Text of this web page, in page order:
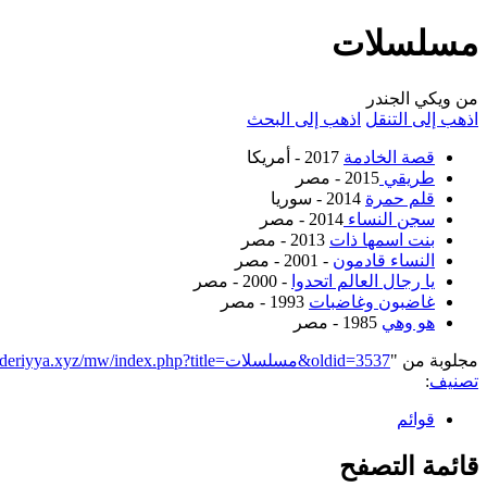
مسلسلات
من ويكي الجندر
اذهب إلى التنقل اذهب إلى البحث
قصة الخادمة
طريقي 2015 - مصر
قلم حمرة
سجن النساء 2014 - مصر
بنت اسمها ذات
النساء قادمون - 2001 - مصر
يا رجال العالم اتحدوا - 2000 - مصر
غاضبون وغاضبات
هو وهي
مجلوبة من "https://genderiyya.xyz/mw/index.php?title=مسلسلات&oldid=3537
تصنيف:
قوائم
قائمة التصفح